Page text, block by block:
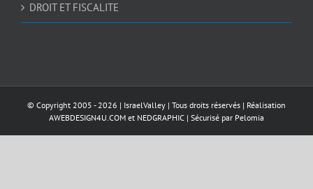
DROIT ET FISCALITE
© Copyright 2005 -2026 | IsraelValley | Tous droits réservés | Réalisation
AWEBDESIGN4U.COM et NEDGRAPHIC | Sécurisé par Pelomia